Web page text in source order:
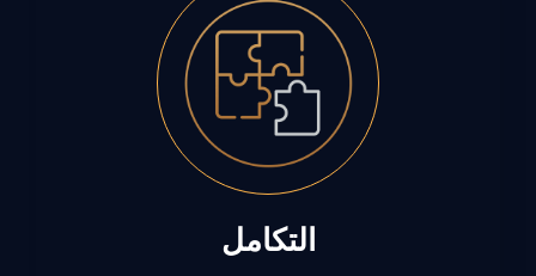
التكامل